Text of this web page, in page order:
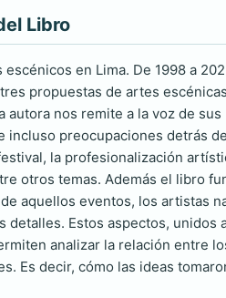
Libro
escénicos en Lima. De 1998 a
propuestas de artes
autora nos remite a la voz de
incluso preocupaciones detrás
la profesionalización
otros temas. Además el libro
aquellos eventos, los artistas
detalles. Estos aspectos,
analizar la relación entre
Es decir, cómo las ideas